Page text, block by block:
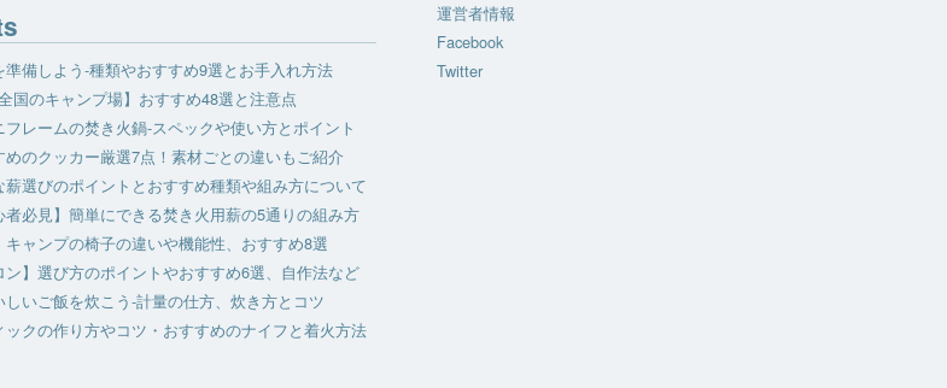
備しよう-種類やおすすめ9選とお手入れ方法
国のキャンプ場】おすすめ48選と注意点
フレームの焚き火鍋-スペックや使い方とポイント
のクッカー厳選7点！素材ごとの違いもご紹介
選びのポイントとおすすめ種類や組み方について
者必見】簡単にできる焚き火用薪の5通りの組み方
キャンプの椅子の違いや機能性、おすすめ8選
ン】選び方のポイントやおすすめ6選、自作法など
いご飯を炊こう-計量の仕方、炊き方とコツ
ックの作り方やコツ・おすすめのナイフと着火方法
運営者情報
Facebook
Twitter